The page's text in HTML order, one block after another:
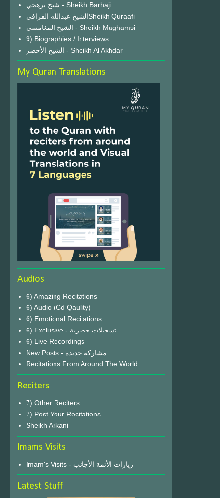
شيخ برهجي - Sheikh Barhaji
الشيخ عبدالله القرافيSheikh Quraafi
الشيخ المغامسي - Sheikh Maghamsi
9) Biographies / Interviews
الشيخ الأخضر - Sheikh Al Akhdar
My Quran Translations
Audios
6) Amazing Recitations
6) Audio (Cd Qaulity)
6) Emotional Recitations
6) Exclusive - تسجيلات حصرية
6) Live Recordings
New Posts - مشاركة جديدة
Recitations From Around The World
Reciters
7) Other Reciters
7) Post Your Recitations
Sheikh Arkani
Imams Visits
Imam's Visits - زيارات الأئمة الأجانب
Latest Stuff